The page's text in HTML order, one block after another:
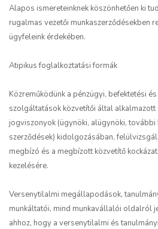
Alapos ismereteinknek köszönhetően ki
rugalmas vezetői munkaszerződésekben
ügyfeleink érdekében.
Atipikus foglalkoztatási formák
Közreműködünk a pénzügyi, befektetési
szolgáltatások közvetítői által alkalmazott
jogviszonyok (ügynöki, alügynöki, további
szerződések) kidolgozásában,
megbízó és a megbízott közvetítő
kezelésére.
Versenytilalmi megállapodások,
munkáltatói, mind munkavállalói oldalról
ahhoz, hogy a versenytilalmi és